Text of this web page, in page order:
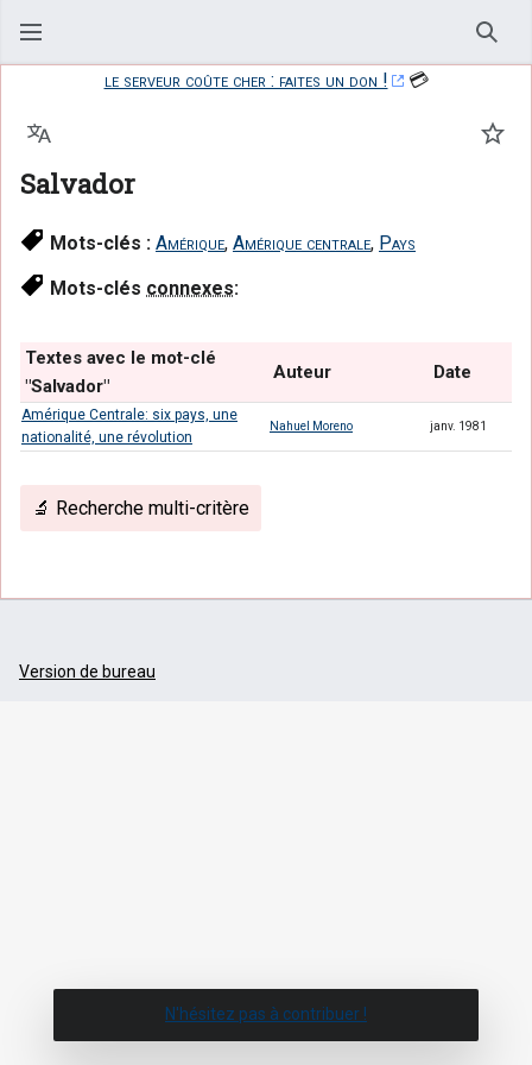
le serveur coûte cher : faites un don !
💳
Salvador
Langue
Mots-clés : Amérique, Amérique centrale, Pays
Mots-clés connexes:
Textes avec le mot-clé
"Salvador"
Auteur Date
Amérique Centrale: six pays, une
nationalité, une révolution
Nahuel Moreno janv. 1981
🔬 Recherche multi-critère
Version de bureau
N'hésitez pas à contribuer !